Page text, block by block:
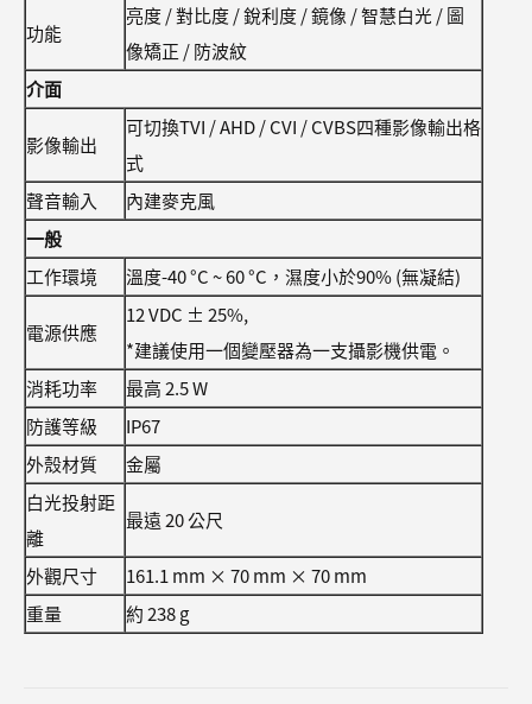
功能
亮度 / 對比度 / 銳利度 / 鏡像 / 智慧白光 / 圖
像矯正 / 防波紋
介面
影像輸出
可切換TVI / AHD / CVI / CVBS四種影像輸出格
式
聲音輸入
內建麥克風
一般
工作環境
溫度-40 °C ~ 60 °C，濕度小於90% (無凝結)
電源供應
12 VDC ± 25%,
*建議使用一個變壓器為一支攝影機供電。
消耗功率
最高 2.5 W
防護等級
IP67
外殼材質
金屬
白光投射距
離
最遠 20 公尺
外觀尺寸
161.1 mm × 70 mm × 70 mm
重量
約 238 g